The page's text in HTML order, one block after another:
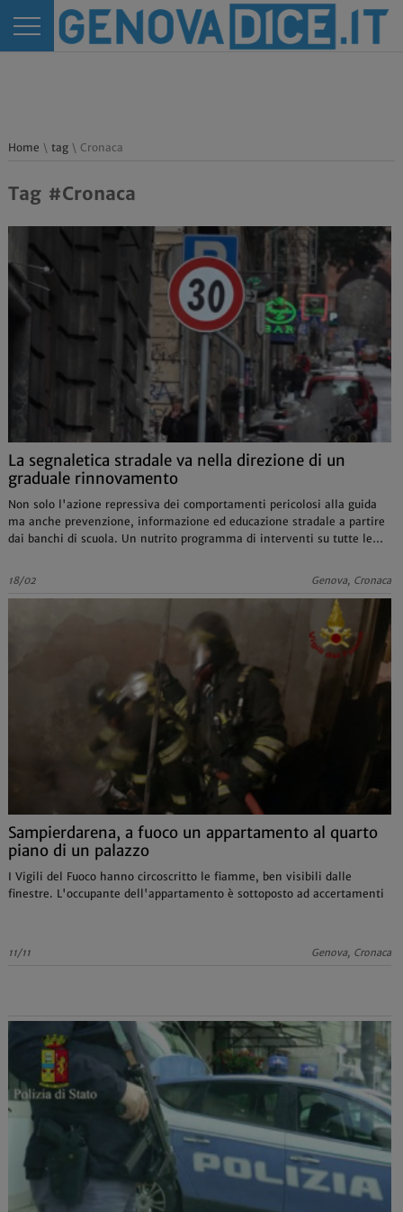
Home \ tag\ Cronaca
Tag #Cronaca
La segnaletica stradale va nella direzione di un
graduale rinnovamento
Non solo l'azione repressiva dei comportamenti pericolosi alla guida
ma anche prevenzione, informazione ed educazione stradale a partire
dai banchi di scuola. Un nutrito programma di interventi su tutte le
18/02 Genova, Cronaca
Sampierdarena, a fuoco un appartamento al quarto
piano di un palazzo
I Vigili del Fuoco hanno circoscritto le fiamme, ben visibili dalle
finestre. L'occupante dell'appartamento è sottoposto ad accertamenti
11/11 Genova, Cronaca